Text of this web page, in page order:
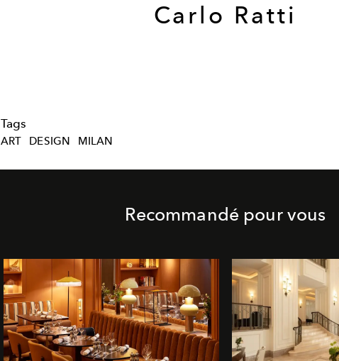
Carlo Ratti
Tags
ART DESIGN MILAN
Recommandé pour vous